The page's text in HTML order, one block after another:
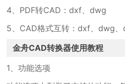
4、PDF转CAD：dxf、dwg
5、CAD格式互转：dxf、dwg
金舟CAD转换器使用教程
1、功能选项